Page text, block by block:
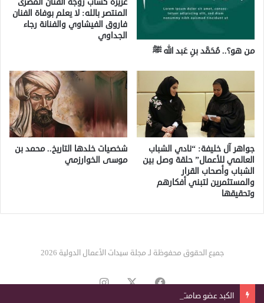
الكبد عضو صامت.. 8 إشارات تكشف تدهور وظائفه
من هو؟.. مُحَمَّد بنِ عَبد الله ﷺ
عزيزة كساب زوجة الفنان المصرى
المنتصر بالله: لا يعلم بوفاة الفنان
فاروق الفيشاوي والفنانة رجاء
الجداوي
جواهر آل خليفة: “نادي الشباب
العالمي للأعمال” حلقة وصل بين
الشباب وأصحاب القرار
والمستثمرين لتبني أفكارهم
وتحقيقها
شخصيات خلدها التاريخ.. محمد بن
موسى الخوارزمي
جميع الحقوق محفوظة لـ مجلة سيدات الأعمال الدولية 2026
فيسبوك
‫X انستقرام